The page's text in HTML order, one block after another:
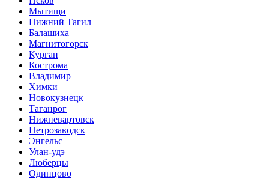
Мытищи
Нижний Тагил
Балашиха
Магнитогорск
Курган
Кострома
Владимир
Химки
Новокузнецк
Таганрог
Нижневартовск
Петрозаводск
Энгельс
Улан-удэ
Люберцы
Одинцово